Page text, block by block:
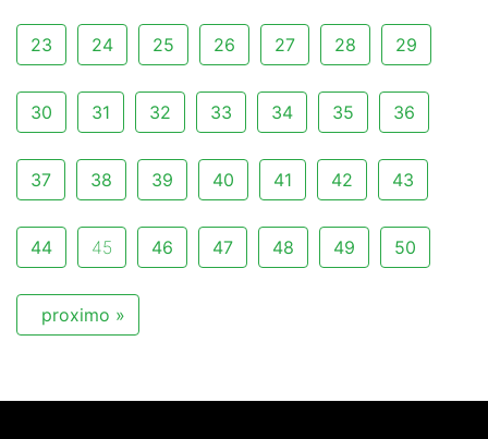
23 24 25 26 27 28 29
30 31 32 33 34 35 36
37 38 39 40 41 42 43
44 45 46 47 48 49 50
proximo »